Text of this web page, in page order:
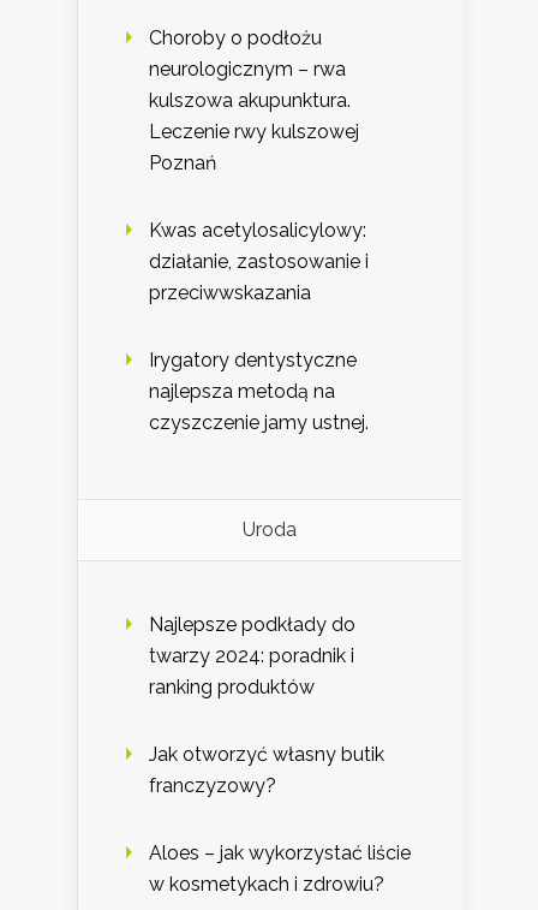
Choroby o podłożu
neurologicznym – rwa
kulszowa akupunktura.
Leczenie rwy kulszowej
Poznań
Kwas acetylosalicylowy:
działanie, zastosowanie i
przeciwwskazania
Irygatory dentystyczne
najlepsza metodą na
czyszczenie jamy ustnej.
Uroda
Najlepsze podkłady do
twarzy 2024: poradnik i
ranking produktów
Jak otworzyć własny butik
franczyzowy?
Aloes – jak wykorzystać liście
w kosmetykach i zdrowiu?